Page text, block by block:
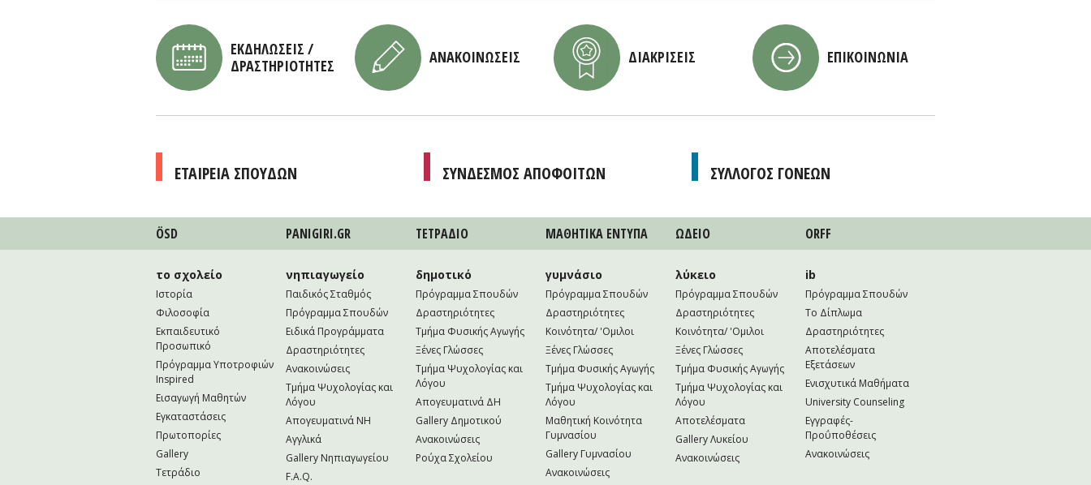
ΕΚΔΗΛΩΣΕΙΣ /
ΔΡΑΣΤΗΡΙΟΤΗΤΕΣ
ΑΝΑΚΟΙΝΩΣΕΙΣ ΔΙΑΚΡΙΣΕΙΣ ΕΠΙΚΟΙΝΩΝΙΑ
ΕΤΑΙΡΕΙΑ ΣΠΟΥΔΩΝ ΣΥΝΔΕΣΜΟΣ ΑΠΟΦΟΙΤΩΝ ΣΥΛΛΟΓΟΣ ΓΟΝΕΩΝ
ÖSD PANIGIRI.GR ΤΕΤΡAΔΙΟ ΜΑΘΗΤΙΚA ΕΝΤΥΠΑ ΩΔΕΙΟ ORFF
το σχολείο
Ιστορία
Φιλοσοφία
Εκπαιδευτικό
Προσωπικό
Πρόγραμμα Υποτροφιών
Inspired
Εισαγωγή Μαθητών
Εγκαταστάσεις
Πρωτοπορίες
Gallery
Τετράδιο
νηπιαγωγείο
Παιδικός Σταθμός
Πρόγραμμα Σπουδών
Ειδικά Προγράμματα
Δραστηριότητες
Ανακοινώσεις
Τμήμα Ψυχολογίας και
Λόγου
Απογευματινά NH
Αγγλικά
Gallery Νηπιαγωγείου
F.A.Q.
δημοτικό
Πρόγραμμα Σπουδών
Δραστηριότητες
Τμήμα Φυσικής Αγωγής
Ξένες Γλώσσες
Τμήμα Ψυχολογίας και
Λόγου
Απογευματινά ΔΗ
Gallery Δημοτικού
Ανακοινώσεις
Ρούχα Σχολείου
γυμνάσιο
Πρόγραμμα Σπουδών
Δραστηριότητες
Κοινότητα/ 'Ομιλοι
Ξένες Γλώσσες
Τμήμα Φυσικής Αγωγής
Τμήμα Ψυχολογίας και
Λόγου
Μαθητική Κοινότητα
Γυμνασίου
Gallery Γυμνασίου
Ανακοινώσεις
λύκειο
Πρόγραμμα Σπουδών
Δραστηριότητες
Κοινότητα/ 'Ομιλοι
Ξένες Γλώσσες
Τμήμα Φυσικής Αγωγής
Τμήμα Ψυχολογίας και
Λόγου
Αποτελέσματα
Gallery Λυκείου
Ανακοινώσεις
ib
Πρόγραμμα Σπουδών
Το Δίπλωμα
Δραστηριότητες
Αποτελέσματα
Εξετάσεων
Ενισχυτικά Μαθήματα
University Counseling
Εγγραφές-
Προΰποθέσεις
Ανακοινώσεις